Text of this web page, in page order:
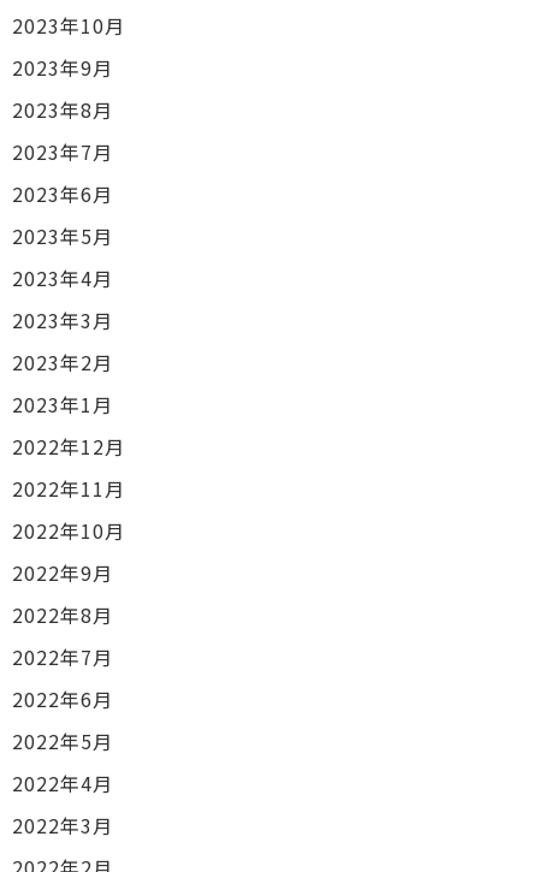
2023年10月
2023年9月
2023年8月
2023年7月
2023年6月
2023年5月
2023年4月
2023年3月
2023年2月
2023年1月
2022年12月
2022年11月
2022年10月
2022年9月
2022年8月
2022年7月
2022年6月
2022年5月
2022年4月
2022年3月